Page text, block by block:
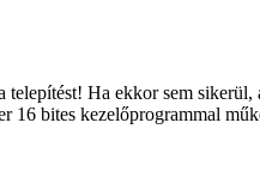
Ha ekkor sem sikerül,
16 bites kezelőprogrammal